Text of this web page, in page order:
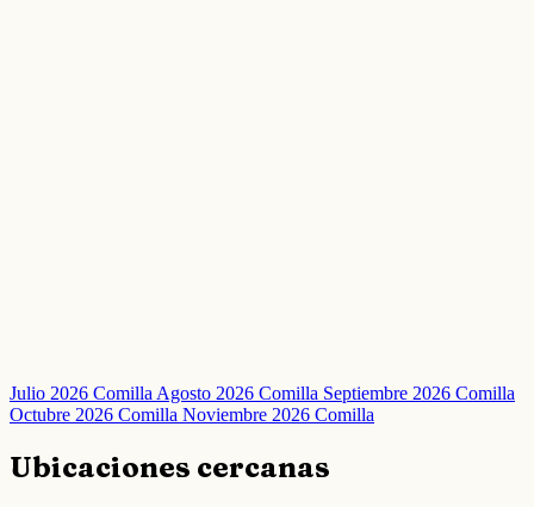
Julio 2026 ComillaAgosto 2026 Comilla Septiembre 2026 Comilla
Octubre 2026 Comilla Noviembre 2026 Comilla
Ubicaciones cercanas